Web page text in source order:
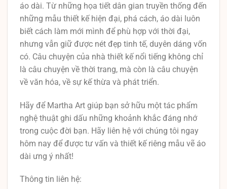
áo dài. Từ những họa tiết dân gian truyền thống đến
những mẫu thiết kế hiện đại, phá cách, áo dài luôn
biết cách làm mới mình để phù hợp với thời đại,
nhưng vẫn giữ được nét đẹp tinh tế, duyên dáng vốn
có. Câu chuyện của nhà thiết kế nổi tiếng không chỉ
là câu chuyện về thời trang, mà còn là câu chuyện
về văn hóa, về sự kế thừa và phát triển.
Hãy để Martha Art giúp bạn sở hữu một tác phẩm
nghệ thuật ghi dấu những khoảnh khắc đáng nhớ
trong cuộc đời bạn. Hãy liên hệ với chúng tôi ngay
hôm nay để được tư vấn và thiết kế riêng mẫu vẽ áo
dài ưng ý nhất!
Thông tin liên hệ: